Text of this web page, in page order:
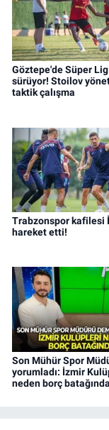
Göztepe'de Süper
sürüyor! Stoilov
taktik çalışma
Trabzonspor kafilesi
hareket etti!
Son Mühür Spor
yorumladı: İzmir
neden borç